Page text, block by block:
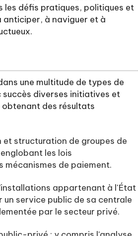
défis pratiques, politiques et
anticiper, à naviguer et à
une multitude de types de
diverses initiatives et
des résultats
structuration de groupes de
les lois
de paiement.
appartenant à l'État
service public de sa centrale
par le secteur privé.